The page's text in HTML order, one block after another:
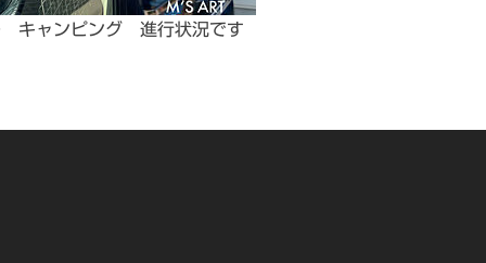
キャンピング 進行状況です